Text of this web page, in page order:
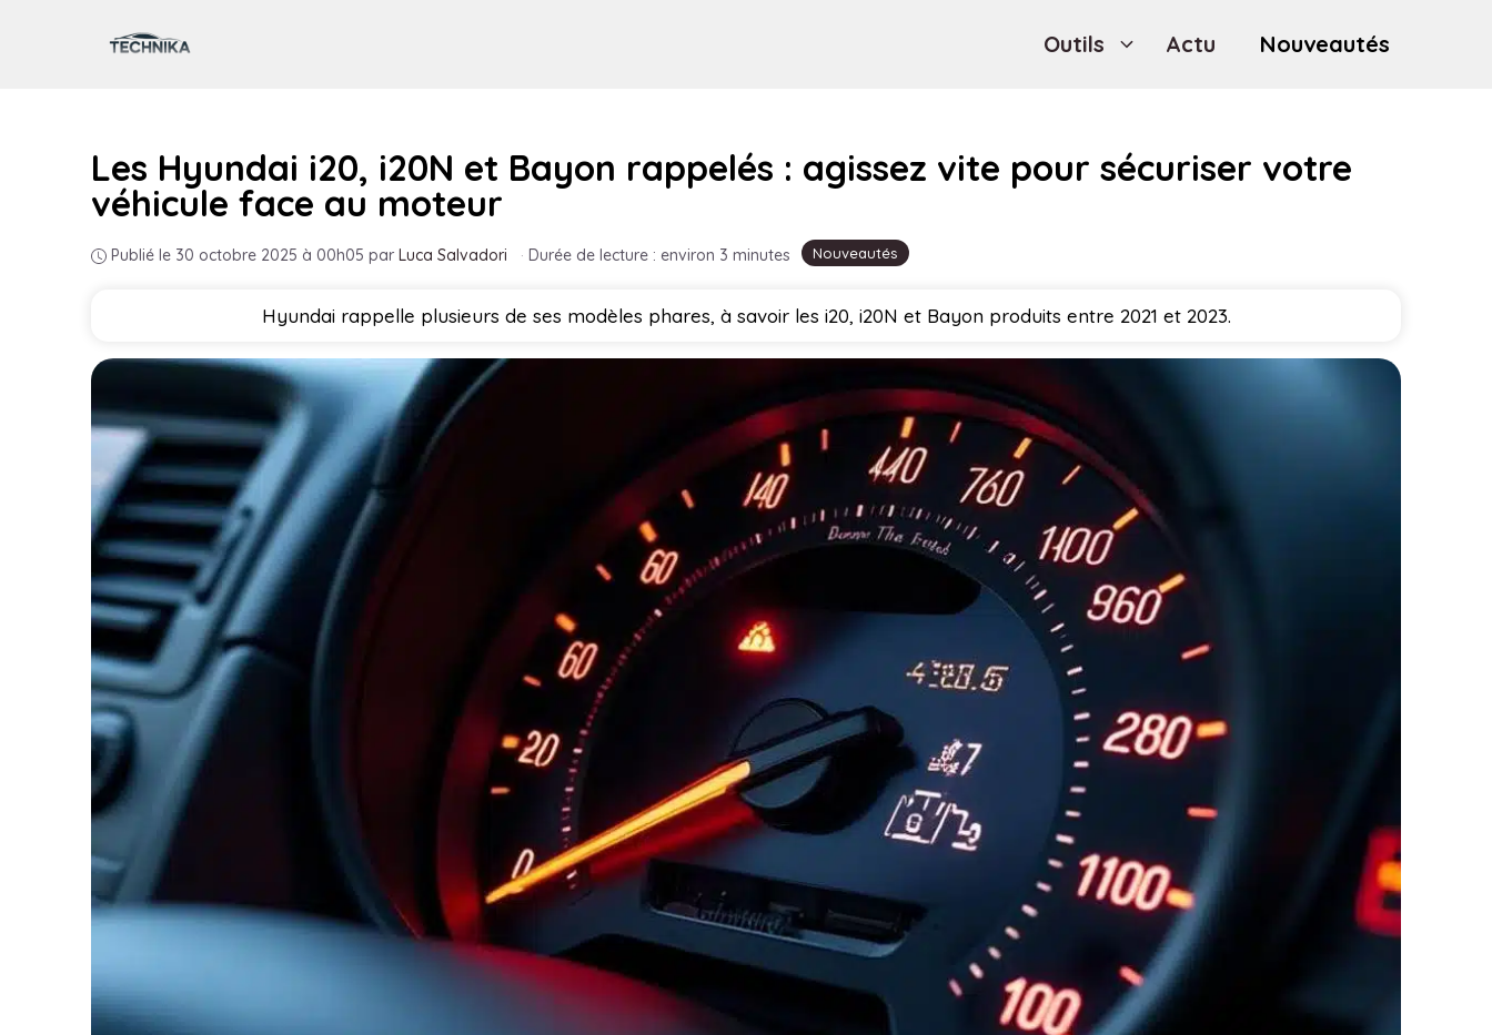
Outils Actu Nouveautés
Nouveautés
Les Hyundai i20, i20N et Bayon rappelés : agissez vite pour sécuriser votre
véhicule face au moteur
Publié le 30 octobre 2025 à 00h05 par Luca Salvadori · Durée de lecture : environ 3 minutes
Hyundai rappelle plusieurs de ses modèles phares, à savoir les i20, i20N et Bayon produits entre 2021 et 2023.